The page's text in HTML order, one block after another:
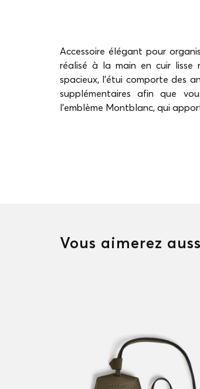
Accessoire élégant pour
réalisé à la main en cuir lisse
spacieux, l'étui comporte des
supplémentaires afin que
l'emblème Montblanc, qui
Vous aimerez